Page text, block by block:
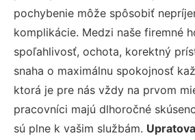
pochybenie môže spôsobiť
komplikácie. Medzi naše firemné
spoľahlivosť, ochota, korektný
snaha o maximálnu spokojnosť
ktorá je pre nás vždy na prvom
pracovníci majú dlhoročné
sú plne k vašim službám.